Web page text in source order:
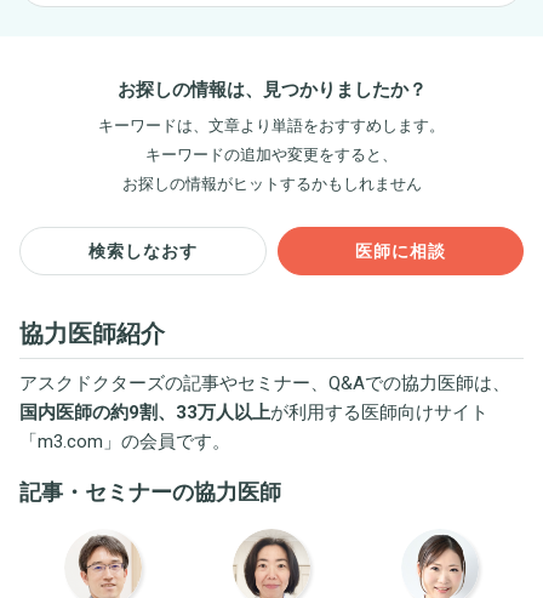
お探しの情報は、見つかりましたか？
キーワードは、文章より単語をおすすめします。
キーワードの追加や変更をすると、
お探しの情報がヒットするかもしれません
検索しなおす 医師に相談
協力医師紹介
アスクドクターズの記事やセミナー、Q&Aでの協力医師は、
国内医師の約9割、33万人以上が利用する医師向けサイト
「m3.com 」の会員です。
記事・セミナーの協力医師